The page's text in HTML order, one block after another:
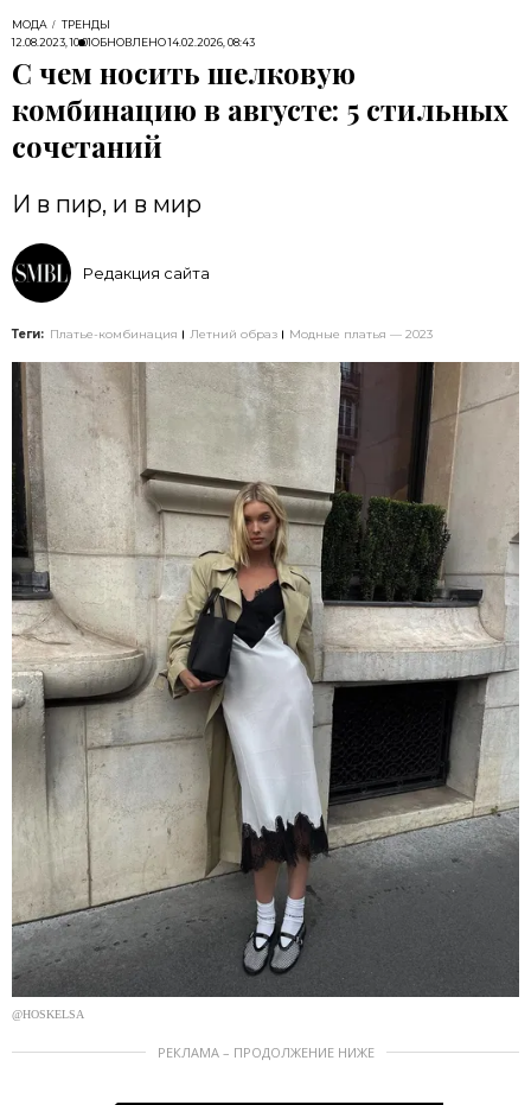
МОДА
ТРЕНДЫ
12.08.2023, 10:01ОБНОВЛЕНО14.02.2026, 08:43
С чем носить шелковую
комбинацию в августе: 5 стильных
сочетаний
И в пир, и в мир
Редакция сайта
Теги: Платье-комбинация Летний образ Модные платья — 2023
@HOSKELSA
РЕКЛАМА – ПРОДОЛЖЕНИЕ НИЖЕ